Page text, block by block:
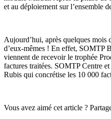
et au déploiement sur l’ensemble
Aujourd’hui, après quelques mois
d’eux-mêmes ! En effet, SOMTP
viennent de recevoir le trophée
factures traitées. SOMTP Centre
Rubis qui concrétise les 10 000
Vous avez aimé cet article ?